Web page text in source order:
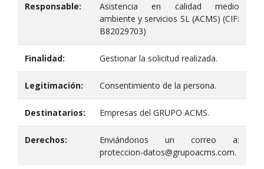
Responsable:
Asistencia en calidad medio
ambiente y servicios SL (ACMS) (CIF:
B82029703)
Finalidad: Gestionar la solicitud realizada.
Legitimación: Consentimiento de la persona.
Destinatarios: Empresas del GRUPO ACMS.
Derechos:
Enviándonos un correo a:
proteccion-datos@grupoacms.com.